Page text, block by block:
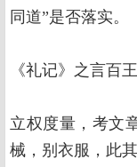
同道”是否落实。
《礼记》之言百
立权度量，考文
械，别衣服，此